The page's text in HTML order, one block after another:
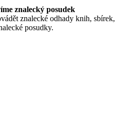
znalecký posudek
znalecké odhady knih, sbírek,
posudky.